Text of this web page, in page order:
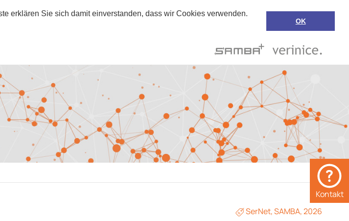
erklären Sie sich damit einverstanden, dass wir Cookies verwenden.
OK
Support
SerNet,SAMBA,2026
Kontakt